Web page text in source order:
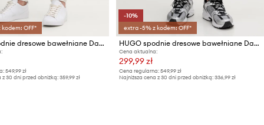
OFF*
HUGO spodnie dresowe bawełniane Daylony
549,99 zł
z 30 dni przed obniżką: 359,99 zł
-10%
extra -5% z kodem: OFF*
HUGO spodnie dresowe bawełniane Daylony
Cena aktualna:
299,99 zł
Cena regularna: 549,99 zł
Najniższa cena z 30 dni przed obniżką: 336,99 zł